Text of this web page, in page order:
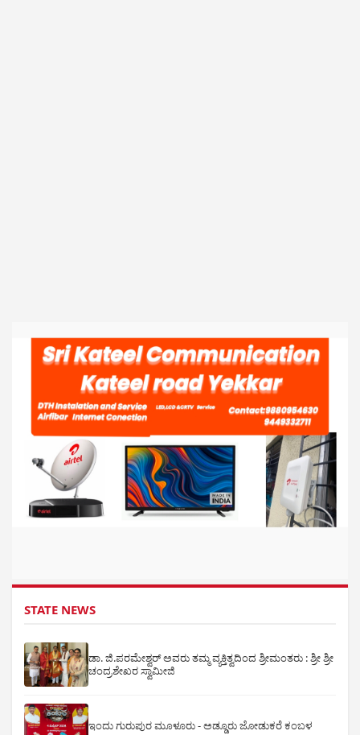
STATE NEWS
ಡಾ. ಜಿ.ಪರಮೇಶ್ವರ್ ಅವರು ತಮ್ಮ ವ್ಯಕ್ತಿತ್ವದಿಂದ ಶ್ರೀಮಂತರು : ಶ್ರೀ ಶ್ರೀ
ಚಂದ್ರಶೇಖರ ಸ್ವಾಮೀಜಿ
ಇಂದು ಗುರುಪುರ ಮೂಳೂರು - ಅಡ್ಡೂರು ಜೋಡುಕರೆ ಕಂಬಳ